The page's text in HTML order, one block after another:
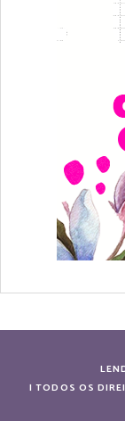
| TODOS OS